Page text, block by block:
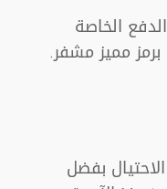
الخاصة
مميز مشفر.
بفضل